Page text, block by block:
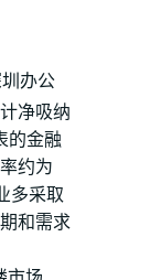
办公
净吸纳
的金融
约为
多采取
和需求